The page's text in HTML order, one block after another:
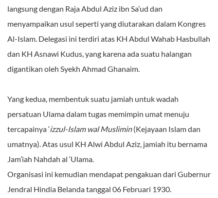
langsung dengan Raja Abdul Aziz ibn Sa’ud dan
menyampaikan usul seperti yang diutarakan dalam Kongres
Al-Islam. Delegasi ini terdiri atas KH Abdul Wahab Hasbullah
dan KH Asnawi Kudus, yang karena ada suatu halangan
digantikan oleh Syekh Ahmad Ghanaim.
Yang kedua, membentuk suatu jamiah untuk wadah
persatuan Ulama dalam tugas memimpin umat menuju
tercapainya ‘izzul-Islam wal Muslimin(Kejayaan Islam dan
umatnya). Atas usul KH Alwi Abdul Aziz, jamiah itu bernama
Jam’iah Nahdah al ‘Ulama.
Organisasi ini kemudian mendapat pengakuan dari Gubernur
Jendral Hindia Belanda tanggal 06 Februari 1930.